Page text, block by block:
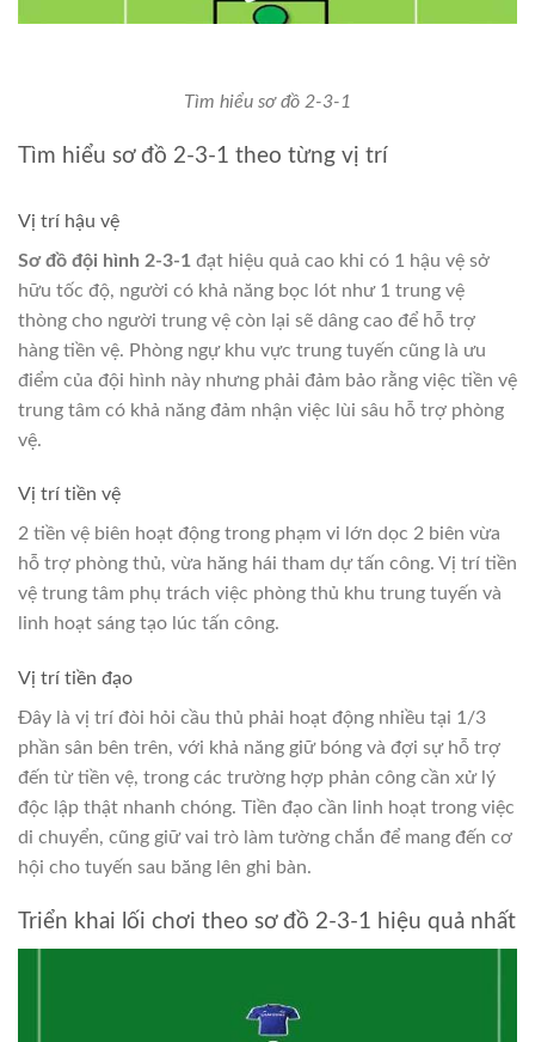
Tìm hiểu sơ đồ 2-3-1
Tìm hiểu sơ đồ 2-3-1 theo từng vị trí
Vị trí hậu vệ
Sơ đồ đội hình 2-3-1 đạt hiệu quả cao khi có 1 hậu vệ sở
hữu tốc độ, người có khả năng bọc lót như 1 trung vệ
thòng cho người trung vệ còn lại sẽ dâng cao để hỗ trợ
hàng tiền vệ. Phòng ngự khu vực trung tuyến cũng là ưu
điểm của đội hình này nhưng phải đảm bảo rằng việc tiền vệ
trung tâm có khả năng đảm nhận việc lùi sâu hỗ trợ phòng
vệ.
Vị trí tiền vệ
2 tiền vệ biên hoạt động trong phạm vi lớn dọc 2 biên vừa
hỗ trợ phòng thủ, vừa hăng hái tham dự tấn công. Vị trí tiền
vệ trung tâm phụ trách việc phòng thủ khu trung tuyến và
linh hoạt sáng tạo lúc tấn công.
Vị trí tiền đạo
Đây là vị trí đòi hỏi cầu thủ phải hoạt động nhiều tại 1/3
phần sân bên trên, với khả năng giữ bóng và đợi sự hỗ trợ
đến từ tiền vệ, trong các trường hợp phản công cần xử lý
độc lập thật nhanh chóng. Tiền đạo cần linh hoạt trong việc
di chuyển, cũng giữ vai trò làm tường chắn để mang đến cơ
hội cho tuyến sau băng lên ghi bàn.
Triển khai lối chơi theo sơ đồ 2-3-1 hiệu quả nhất